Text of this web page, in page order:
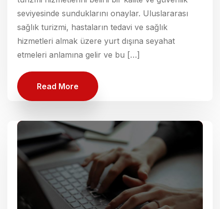
seviyesinde sunduklarını onaylar. Uluslararası
sağlık turizmi, hastaların tedavi ve sağlık
hizmetleri almak üzere yurt dışına seyahat
etmeleri anlamına gelir ve bu […]
Read More